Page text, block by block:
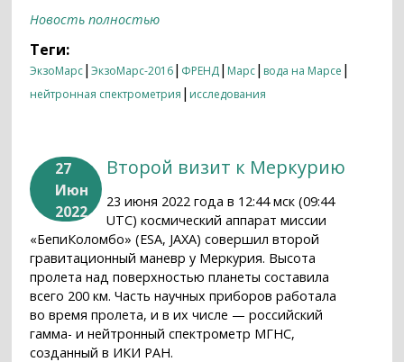
Новость полностью
Теги:
ЭкзоМарс|ЭкзоМарс-2016| ФРЕНД| Марс| вода на Марсе |
нейтронная спектрометрия | исследования
27
Июн
2022
Второй визит к Меркурию
23 июня 2022 года в 12:44 мск (09:44
UTC) космический аппарат миссии
«БепиКоломбо» (ESA, JAXA) совершил второй
гравитационный маневр у Меркурия. Высота
пролета над поверхностью планеты составила
всего 200 км. Часть научных приборов работала
во время пролета, и в их числе — российский
гамма- и нейтронный спектрометр МГНС,
созданный в ИКИ РАН.